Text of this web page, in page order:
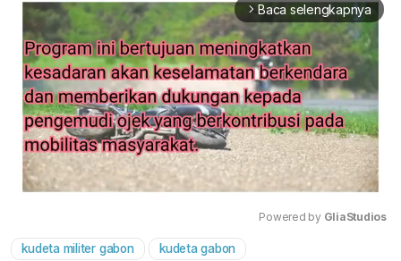
arrow_forward_ios Baca selengkapnya
Powered by GliaStudios
kudeta militer gabon kudeta gabon